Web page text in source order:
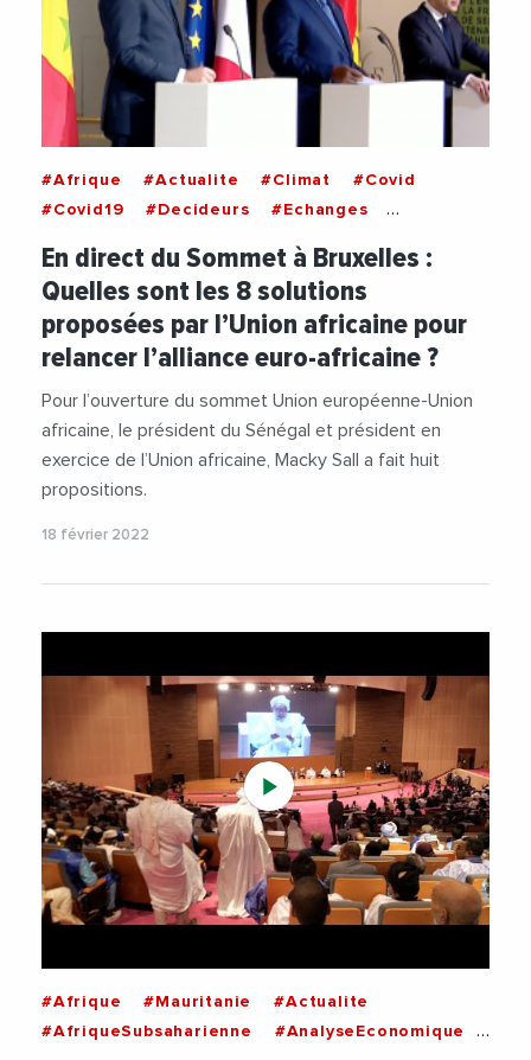
#Afrique #Actualite #Climat
#Covid
#Covid19
#Decideurs
#Echanges
#EmmanuelMacron
#Europe
#Paix
#Securite
#Senegal
#Terrorisme
#UnionEuropeenne
#Vaccin
En direct du Sommet à Bruxelles :
Quelles sont les 8 solutions
proposées par l’Union africaine pour
relancer l’alliance euro-africaine ?
Pour l’ouverture du sommet Union européenne-Union
africaine, le président du Sénégal et président en
exercice de l’Union africaine, Macky Sall a fait huit
propositions.
18 février 2022
#Afrique #Mauritanie
#Actualite
#AfriqueSubsaharienne
#AnalyseEconomique